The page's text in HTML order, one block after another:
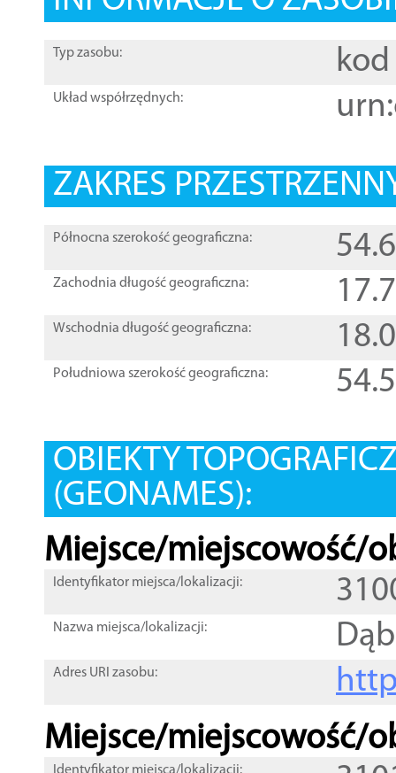
Typ zasobu: kod
Układ współrzędnych:
ZAKRES
Północna szerokość geograficzna:
Zachodnia długość geograficzna:
Wschodnia długość geograficzna:
Południowa szerokość geograficzna:
OBIEKTY
(GEONAMES):
Miejsce/miejscowość/
Identyfikator miejsca/lokalizacji:
Nazwa miejsca/lokalizacji:
Adres URI zasobu:
Miejsce/miejscowość/